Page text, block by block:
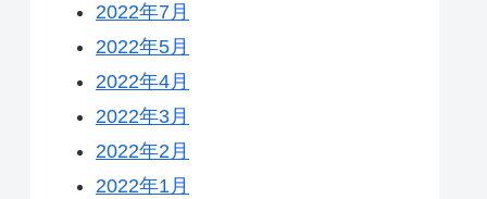
2022年7月
2022年5月
2022年4月
2022年3月
2022年2月
2022年1月